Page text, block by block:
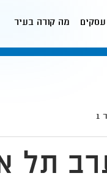
עסקים מה קורה בעיר
תל